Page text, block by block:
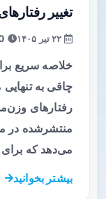
تغییر
خلاصه سریع
چاقی به تنهایی
رفتارهای
می‌دهد که برای
بیشتر بخوانید